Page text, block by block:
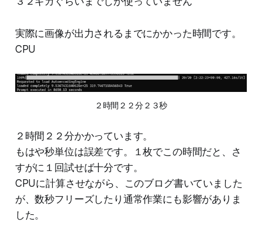
実際に画像が出力されるまでにかかった時間です。
CPU
２時間２２分２３秒
２時間２２分かかっています。
もはや秒単位は誤差です。１枚でこの時間だと、さ
すがに１回試せば十分です。
CPUに計算させながら、このブログ書いていました
が、数秒フリーズしたり通常作業にも影響がありま
した。